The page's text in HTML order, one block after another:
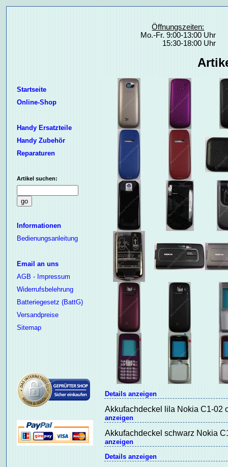
Öffnungszeiten:
Mo.-Fr. 9:00-13:00 Uhr
15:30-18:00 Uhr
Startseite
Online-Shop
Handy Ersatzteile
Handy Zubehör
Reparaturen
Artikel suchen:
Informationen
Bedienungsanleitung
Email an uns
AGB - Impressum
Widerrufsbelehrung
Batteriegesetz (BattG)
Versandpreise
Sitemap
Details anzeigen
Akkufachdeckel lila Nokia C1-02
anzeigen
Akkufachdeckel schwarz Nokia
anzeigen
Details anzeigen